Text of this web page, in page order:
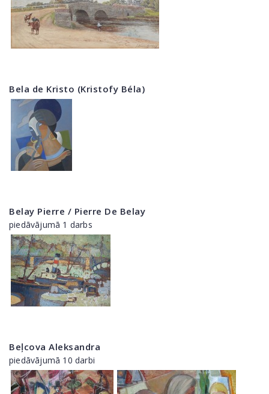
Bela de Kristo (Kristofy Béla)
Belay Pierre / Pierre De Belay
piedāvājumā 1 darbs
Beļcova Aleksandra
piedāvājumā 10 darbi